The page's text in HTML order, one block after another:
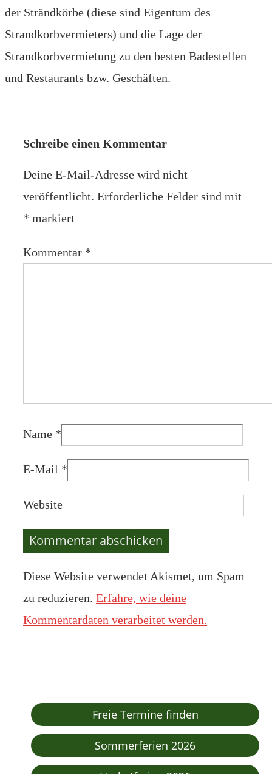
der Strändkörbe (diese sind Eigentum des
Strandkorbvermieters) und die Lage der
Strandkorbvermietung zu den besten Badestellen
und Restaurants bzw. Geschäften.
Schreibe einen Kommentar
Deine E-Mail-Adresse wird nicht
veröffentlicht. Erforderliche Felder sind mit
* markiert
Kommentar *
Name *
E-Mail *
Website
Diese Website verwendet Akismet, um Spam
zu reduzieren. Erfahre, wie deine
Kommentardaten verarbeitet werden.
Freie Termine finden
Sommerferien 2026